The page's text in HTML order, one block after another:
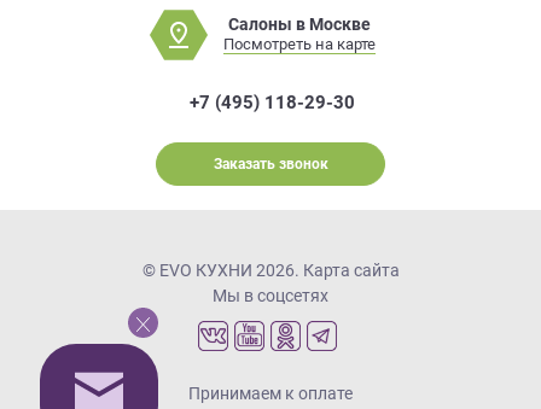
Салоны в Москве
Посмотреть на карте
+7 (495) 118-29-30
Заказать звонок
© EVO КУХНИ 2026. Карта сайта
Мы в соцсетях
Принимаем к оплате